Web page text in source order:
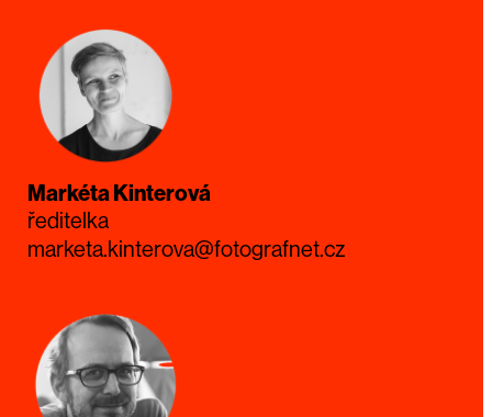
Markéta Kinterová
ředitelka
marketa.kinterova@fotografnet.cz